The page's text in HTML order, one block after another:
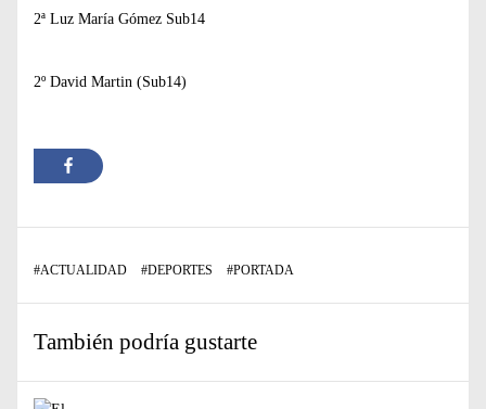
2ª Luz María Gómez Sub14
2º David Martin (Sub14)
#ACTUALIDAD #DEPORTES #PORTADA
También podría gustarte